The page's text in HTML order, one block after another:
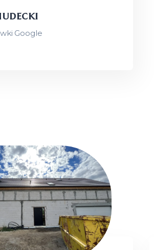
Google